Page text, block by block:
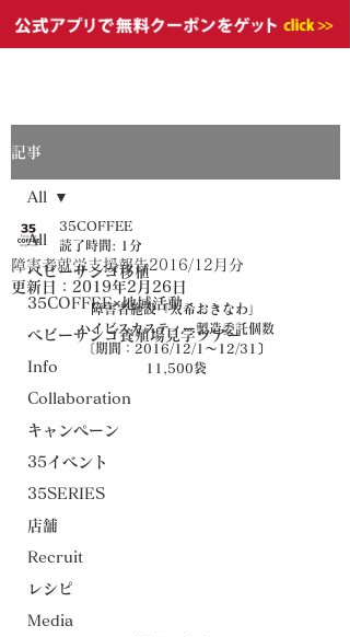
記事
All
ベビーサンゴ移植
35COFFEE×地域活動
ベビーサンゴ養殖場見学ツアー
Info
Collaboration
キャンペーン
35イベント
35SERIES
店舗
Recruit
レシピ
Media
All
障害者就労支援報告2016/12月分
35COFFEE
読了時間: 1分
更新日： 2019年2月26日
障害者施設「太希おきなわ」
ハイビスカスティー製造委託個数
〔期間：2016/12/1～12/31〕
11,500袋